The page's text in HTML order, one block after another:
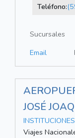
Teléfono:
Sucursales
Email
JOSÉ
INSTITUCIONES
Viajes